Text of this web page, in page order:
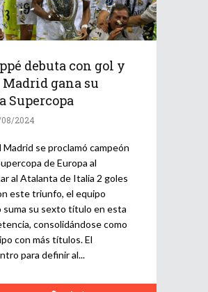
debuta con gol y
Madrid gana su
Supercopa
2024
Madrid se proclamó campeón
de Europa al
al Atalanta de Italia 2 goles
este triunfo, el equipo
suma su sexto título en esta
consolidándose como
con más títulos. El
para definir al